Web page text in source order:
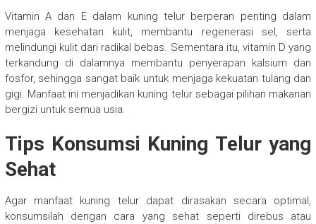
Vitamin A dan E dalam kuning telur berperan penting dalam
menjaga kesehatan kulit, membantu regenerasi sel, serta
melindungi kulit dari radikal bebas. Sementara itu, vitamin D yang
terkandung di dalamnya membantu penyerapan kalsium dan
fosfor, sehingga sangat baik untuk menjaga kekuatan tulang dan
gigi. Manfaat ini menjadikan kuning telur sebagai pilihan makanan
bergizi untuk semua usia.
Tips Konsumsi Kuning Telur yang
Sehat
Agar manfaat kuning telur dapat dirasakan secara optimal,
konsumsilah dengan cara yang sehat seperti direbus atau